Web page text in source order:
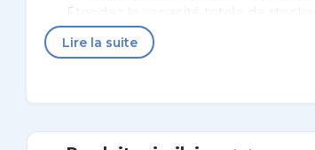
Étendez la capacité totale de
QNAP UX-1200U-RP
Utilisez le TS-451U et sa technologie
Lire la suite